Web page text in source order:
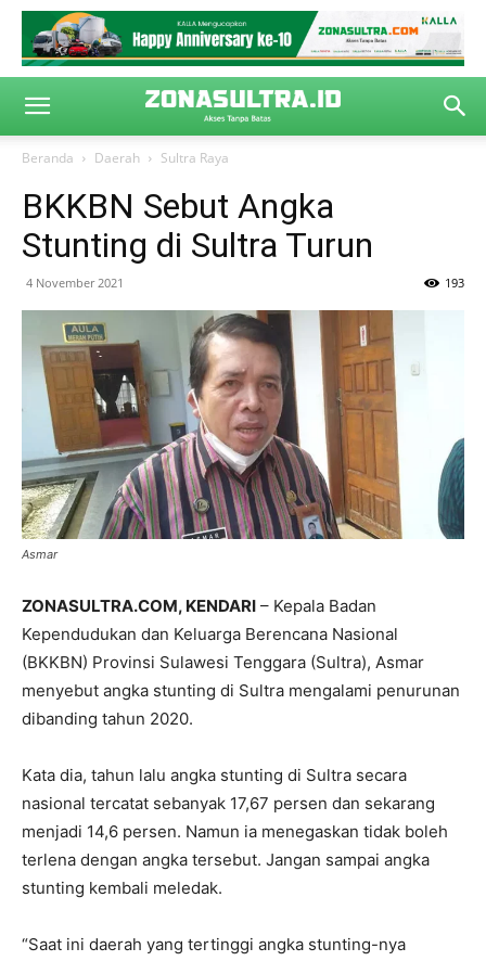
Beranda Daerah Sultra Raya
BKKBN Sebut Angka
Stunting di Sultra Turun
4 November 2021 193
Asmar
ZONASULTRA.COM, KENDARI – Kepala Badan
Kependudukan dan Keluarga Berencana Nasional
(BKKBN) Provinsi Sulawesi Tenggara (Sultra), Asmar
menyebut angka stunting di Sultra mengalami penurunan
dibanding tahun 2020.
Kata dia, tahun lalu angka stunting di Sultra secara
nasional tercatat sebanyak 17,67 persen dan sekarang
menjadi 14,6 persen. Namun ia menegaskan tidak boleh
terlena dengan angka tersebut. Jangan sampai angka
stunting kembali meledak.
“Saat ini daerah yang tertinggi angka stunting-nya